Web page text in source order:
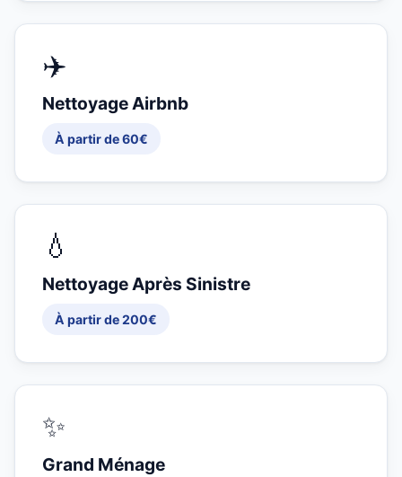
✈️
Nettoyage Airbnb
À partir de 60€
💧
Nettoyage Après Sinistre
À partir de 200€
✨
Grand Ménage